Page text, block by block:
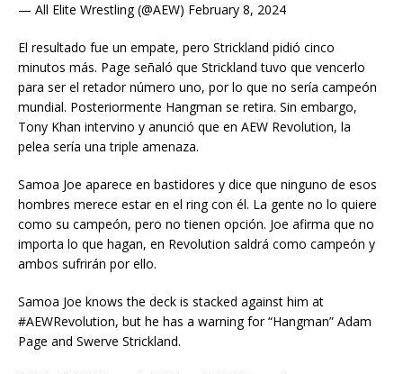
— All Elite Wrestling (@AEW) February 8, 2024
El resultado fue un empate, pero Strickland pidió cinco
minutos más. Page señaló que Strickland tuvo que vencerlo
para ser el retador número uno, por lo que no sería campeón
mundial. Posteriormente Hangman se retira. Sin embargo,
Tony Khan intervino y anunció que en AEW Revolution, la
pelea sería una triple amenaza.
Samoa Joe aparece en bastidores y dice que ninguno de esos
hombres merece estar en el ring con él. La gente no lo quiere
como su campeón, pero no tienen opción. Joe afirma que no
importa lo que hagan, en Revolution saldrá como campeón y
ambos sufrirán por ello.
Samoa Joe knows the deck is stacked against him at
#AEWRevolution, but he has a warning for “Hangman” Adam
Page and Swerve Strickland.